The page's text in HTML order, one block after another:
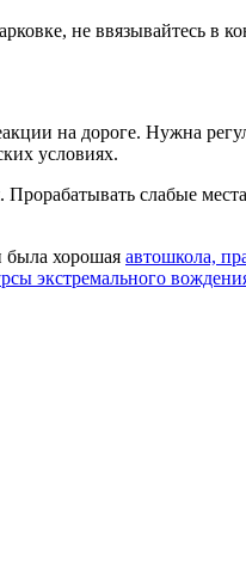
не ввязывайтесь в
на дороге. Нужна
условиях.
слабые
была хорошая автошкола,
экстремального